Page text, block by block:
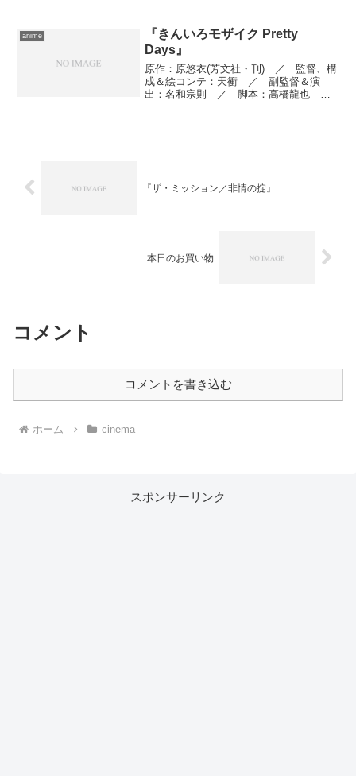
う“ウオノメ症候群”を克服していないこと
に起因しているようだ...
anime
『きんいろモザイク Pretty
Days』
原作：原悠衣(芳文社・刊) ／ 監督、構
成＆絵コンテ：天衝 ／ 副監督＆演
出：名和宗則 ／ 脚本：高橋龍也
『ザ・ミッション／非情の掟』
本日のお買い物
コメント
コメントを書き込む
ホーム cinema
スポンサーリンク